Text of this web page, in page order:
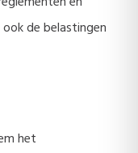
de belastingen
het